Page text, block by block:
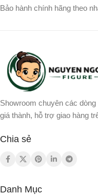
Bảo hành chính hãng theo
Showroom chuyên các
giá thành, hỗ trợ giao hàng
Chia sẻ
Danh Mục